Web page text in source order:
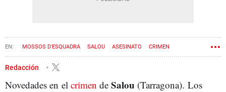
MOSSOS D'ESQUADRA SALOU ASESINATO CRIMEN
Redacción
Novedades en el crimen de Salou (Tarragona). Los